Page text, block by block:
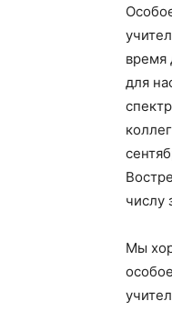
время
для
числу
Мы